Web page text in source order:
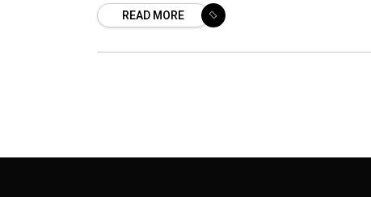
ar avea probleme de integritate, nu a
READ MORE